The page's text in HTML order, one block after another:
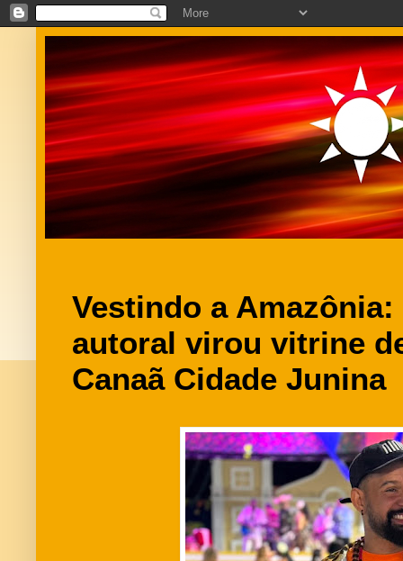
Vestindo a
autoral virou vitrine
Canaã Cidade Junina